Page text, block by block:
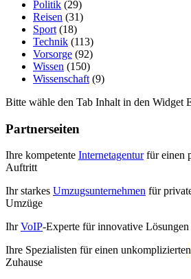
Politik (29)
Reisen (31)
Sport (18)
Technik (113)
Vorsorge (92)
Wissen (150)
Wissenschaft (9)
Bitte wähle den Tab Inhalt in den Widget
Partnerseiten
Ihre kompetente Internetagenturfür einen
Auftritt
Ihr starkes Umzugsunternehmen für
Umzüge
IhrVoIP-Experte für innovative Lösungen
Ihre Spezialisten für einen unkomplizierten
Zuhause